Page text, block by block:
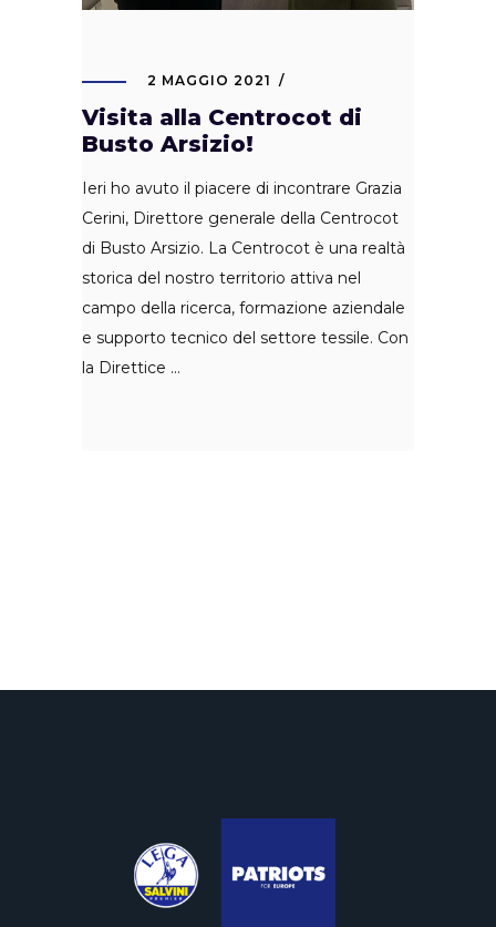
2 MAGGIO 2021
Visita alla Centrocot di
Busto Arsizio!
Ieri ho avuto il piacere di incontrare Grazia
Cerini, Direttore generale della Centrocot
di Busto Arsizio. La Centrocot è una realtà
storica del nostro territorio attiva nel
campo della ricerca, formazione aziendale
e supporto tecnico del settore tessile. Con
la Direttice